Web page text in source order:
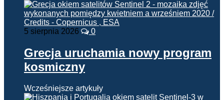
5 sierpnia 2026 0
Grecja uruchamia nowy program
kosmiczny
Wcześniejsze artykuły